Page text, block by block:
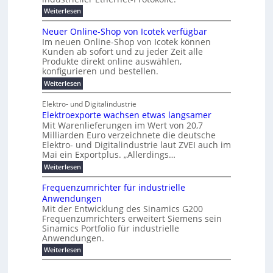
ü
r
o
r
a
t
i
e
e
ns
t
e
n
e
r
c
a
t
P
l
u
F
e
s
t
s
K
a
b
e
l
m
a
n
a
g
m
e
n
t
m
e
r
s
t
e
n
H
a
l
b
a
h
r
2
0
2
6
n
e
e
r
W
a
g
o
-
C
E
e
l
s
t
c
k
e
r
f
ü
S
t
r
ö
m
e
b
i
s
5
A
Weiterlesen:
P
r
o
f
i
n
e
t
f
ü
h
r
e
n
d
e
s
i
n
u
s
t
r
i
e
l
l
e
Neuer Online-Shop von Icotek verfügbar
Im neuen Online-Shop von Icotek können
Kunden ab sofort und zu jeder Zeit alle
Produkte direkt online auswählen,
konfigurieren und bestellen.
Weiterlesen:
N
e
u
e
r
O
n
l
i
n
e
-
S
h
o
p
v
o
n
I
c
Elektro- und Digitalindustrie
Elektroexporte wachsen etwas langsamer
Mit Warenlieferungen im Wert von 20,7
Milliarden Euro verzeichnete die deutsche
Elektro- und Digitalindustrie laut ZVEI auch im
Mai ein Exportplus. „Allerdings…
Weiterlesen:
E
e
k
t
r
o
e
x
p
o
Frequenzumrichter für industrielle
Anwendungen
Mit der Entwicklung des Sinamics G200
Frequenzumrichters erweitert Siemens sein
Sinamics Portfolio für industrielle
Anwendungen.
Weiterlesen:
F